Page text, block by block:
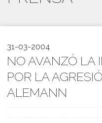
31-03-2004
NO AVANZÓ LA
POR LA
ALEMANN